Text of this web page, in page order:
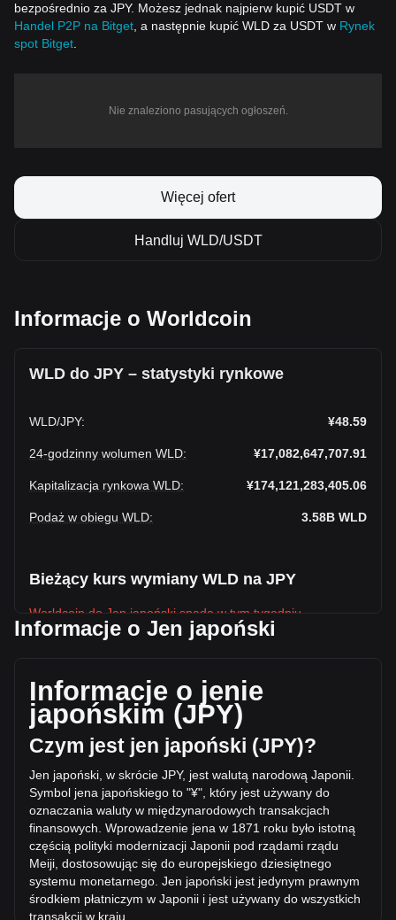
bezpośrednio za JPY. Możesz jednak najpierw kupić USDT w
Handel P2P na Bitget , a następnie kupić WLD za USDT w Rynek
spot Bitget
Nie znaleziono pasujących ogłoszeń.
Więcej ofert
Handluj WLD/USDT
Informacje o Worldcoin
WLD do JPY – statystyki rynkowe
WLD/JPY: ¥48.59
24-godzinny wolumen WLD: ¥17,082,647,707.91
Kapitalizacja rynkowa WLD: ¥174,121,283,405.06
Podaż w obiegu WLD: 3.58B WLD
Bieżący kurs wymiany WLD na JPY
Worldcoin do Jen japoński spada w tym tygodniu.
Obecna cena rynkowa Worldcoin wynosi ¥48.59 na WLD, a
JPY w oparciu o podaż w obiegu 3,583,284,200 WLD. W
ciągu ostatnich 24 godzin wolumen obrotu Worldcoin zmienił
się o -22.64% (¥-5,000,396,109.94 JPY). W ostatni dzień
handlu, wolumen obrotu WLD wyniósł ¥22,083,043,817.85.
Więcej informacji o Worldcoin na Bitget
Cena Worldcoin
Prognoza ceny Worldcoin
Czym jest Worldcoin (WLD)?
Kalkulator zysków Worldcoin
Informacje o Jen japoński
Informacje o jenie
japońskim (JPY)
Czym jest jen japoński (JPY)?
Jen japoński, w skrócie JPY, jest walutą narodową Japonii.
Symbol jena japońskiego to "¥", który jest używany do
oznaczania waluty w międzynarodowych transakcjach
finansowych. Wprowadzenie jena w 1871 roku było istotną
częścią polityki modernizacji Japonii pod rządami rządu
Meiji, dostosowując się do europejskiego dziesiętnego
systemu monetarnego. Jen japoński jest jedynym prawnym
środkiem płatniczym w Japonii i jest używany do wszystkich
transakcji w kraju.